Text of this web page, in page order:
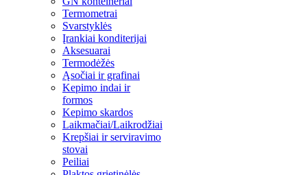
Termometrai
Svarstyklės
Įrankiai konditerijai
Aksesuarai
Termodėžės
Ąsočiai ir grafinai
Kepimo indai ir
formos
Kepimo skardos
Laikmačiai/Laikrodžiai
Krepšiai ir serviravimo
stovai
Peiliai